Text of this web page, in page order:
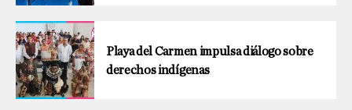
Playa del Carmen impulsa diálogo sobre
derechos indígenas